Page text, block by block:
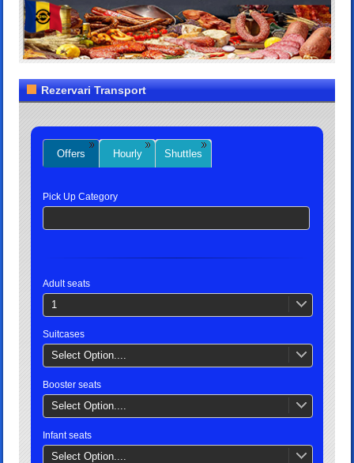
Rezervari Transport
Offers Hourly Shuttles
Pick Up Category
Adult seats
1
Suitcases
Select Option....
Booster seats
Select Option....
Infant seats
Select Option....